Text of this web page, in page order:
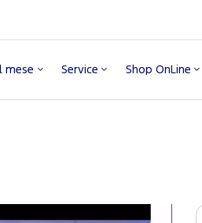
mese Service Shop OnLine